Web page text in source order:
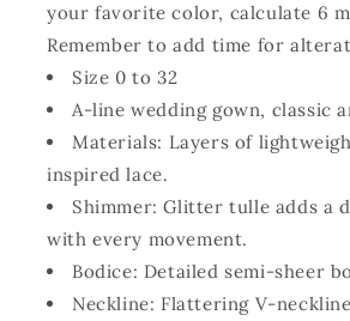
your favorite color, calculate 6
Remember to add time for
Size 0 to 32
A-line wedding gown, classic
Materials: Layers of
inspired lace.
Shimmer: Glitter tulle adds a
with every movement.
Bodice: Detailed semi-sheer
Neckline: Flattering V-